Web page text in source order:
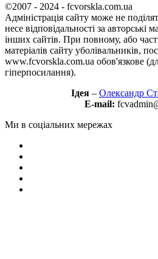
©2007 - 2024 - fcvorskla.com.ua
Адміністрація сайту може не
несе відповідальності за авторські
інших сайтів. При повному, або
матеріалів сайту уболівальників,
www.fcvorskla.com.ua обов'язкове
гіперпосилання).
Ідея – Олександр
E-mail:
Ми в соціальних мережах